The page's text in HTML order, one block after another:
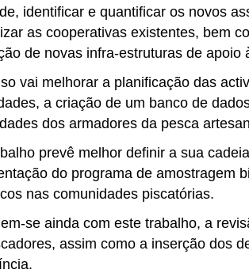
identificar e quantificar os novos
as cooperativas existentes, bem
de novas infra-estruturas de apoio
vai melhorar a planificação das
a criação de um banco de
dos armadores da pesca
prevê melhor definir a sua
do programa de amostragem
nas comunidades piscatórias.
se ainda com este trabalho, a
assim como a inserção dos